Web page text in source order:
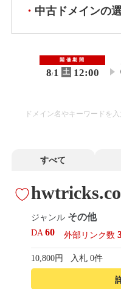
中古ドメインの
開催期間
8/1 土 12:00 〜
すべて
ジャンル その他
DA60 外部リンク数
10,800円 入札 0件